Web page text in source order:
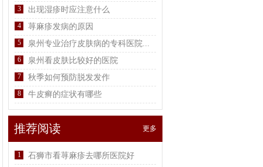
3 出现湿疹时应注意什么
4 荨麻疹发病的原因
5 泉州专业治疗皮肤病的专科医院...
6 泉州看皮肤比较好的医院
7 秋季如何预防脱发发作
8 牛皮癣的症状有哪些
推荐阅读 更多
1 石狮市看荨麻疹去哪所医院好